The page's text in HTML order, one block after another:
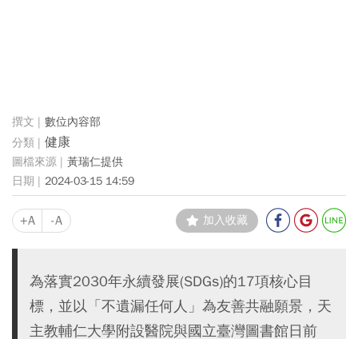
數位內容部
健康
黃瑞仁提供
2024-03-15 14:59
+A -A 加入收藏
為落實2030年永續發展(SDGs)的17項核心目
標，並以「不遺漏任何人」為友善共融願景，天
主教輔仁大學附設醫院與國立臺灣圖書館日前